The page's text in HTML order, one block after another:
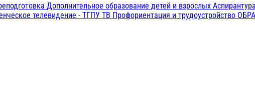
Дополнительное образование детей и взрослых
телевидение - ТГПУ ТВ Профориентация и трудоустройство